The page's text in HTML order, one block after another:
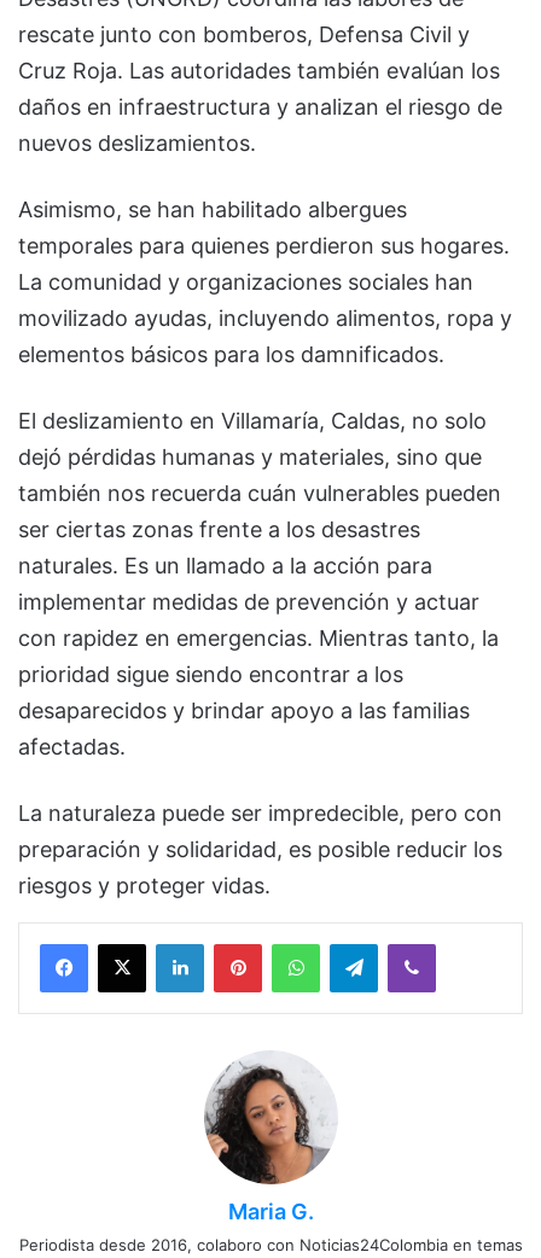
rescate junto con bomberos, Defensa Civil y
Cruz Roja. Las autoridades también evalúan los
daños en infraestructura y analizan el riesgo de
nuevos deslizamientos.
Asimismo, se han habilitado albergues
temporales para quienes perdieron sus hogares.
La comunidad y organizaciones sociales han
movilizado ayudas, incluyendo alimentos, ropa y
elementos básicos para los damnificados.
El deslizamiento en Villamaría, Caldas, no solo
dejó pérdidas humanas y materiales, sino que
también nos recuerda cuán vulnerables pueden
ser ciertas zonas frente a los desastres
naturales. Es un llamado a la acción para
implementar medidas de prevención y actuar
con rapidez en emergencias. Mientras tanto, la
prioridad sigue siendo encontrar a los
desaparecidos y brindar apoyo a las familias
afectadas.
La naturaleza puede ser impredecible, pero con
preparación y solidaridad, es posible reducir los
riesgos y proteger vidas.
Facebook
X LinkedInPinterestWhatsAppTelegramViber
Maria G.
Periodista desde 2016, colaboro con Noticias24Colombia en temas